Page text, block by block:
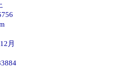
月